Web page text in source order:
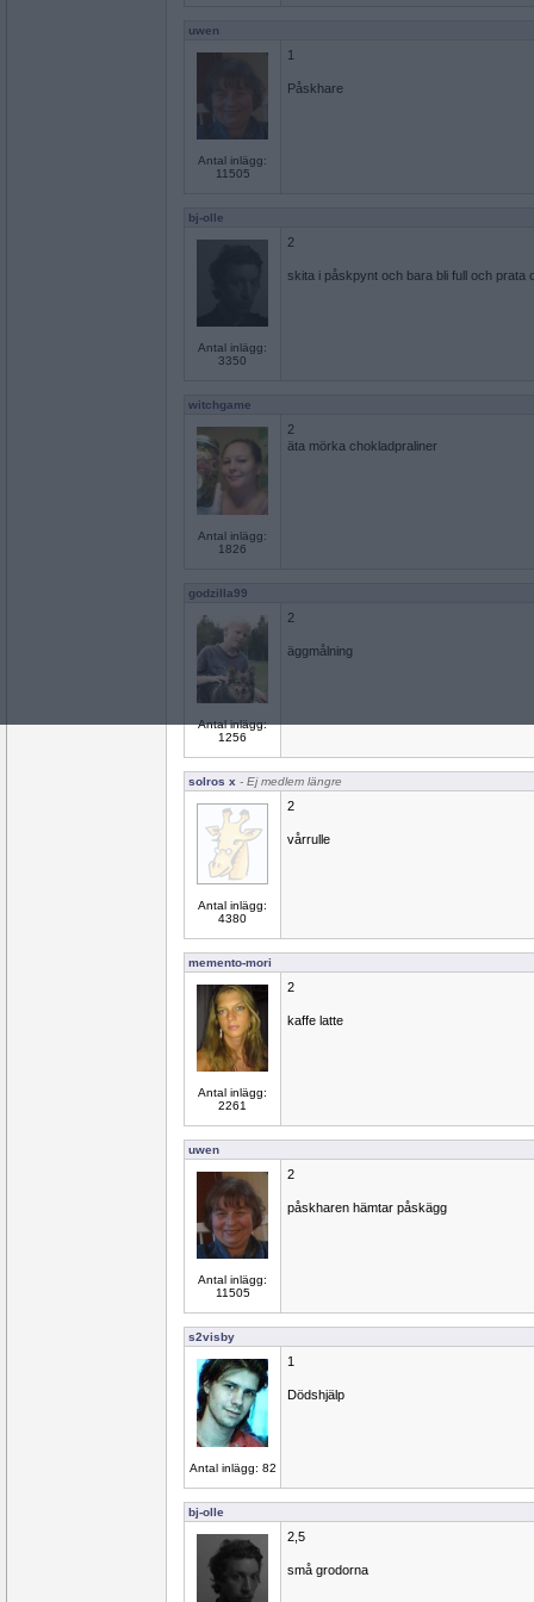
uwen
Antal inlägg:
11505
1
Påskhare
bj-olle
Antal inlägg:
3350
2
skita i påskpynt och bara bli full och prata
witchgame
Antal inlägg:
1826
2
äta mörka chokladpraliner
godzilla99
Antal inlägg:
1256
2
äggmålning
solros x - Ej medlem längre
Antal inlägg:
4380
2
vårrulle
memento-mori
Antal inlägg:
2261
2
kaffe latte
uwen
Antal inlägg:
11505
2
påskharen hämtar påskägg
s2visby
Antal inlägg: 82
1
Dödshjälp
bj-olle
2,5
små grodorna